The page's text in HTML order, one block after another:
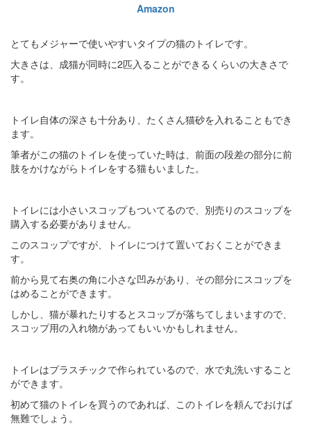
Amazon
とてもメジャーで使いやすいタイプの猫のトイレです。
大きさは、成猫が同時に2匹入ることができるくらいの大きさで
す。
トイレ自体の深さも十分あり、たくさん猫砂を入れることもでき
ます。
筆者がこの猫のトイレを使っていた時は、前面の段差の部分に前
肢をかけながらトイレをする猫もいました。
トイレには小さいスコップもついてるので、別売りのスコップを
購入する必要がありません。
このスコップですが、トイレにつけて置いておくことができま
す。
前から見て右奥の角に小さな凹みがあり、その部分にスコップを
はめることができます。
しかし、猫が暴れたりするとスコップが落ちてしまいますので、
スコップ用の入れ物があってもいいかもしれません。
トイレはプラスチックで作られているので、水で丸洗いすること
ができます。
初めて猫のトイレを買うのであれば、このトイレを頼んでおけば
無難でしょう。